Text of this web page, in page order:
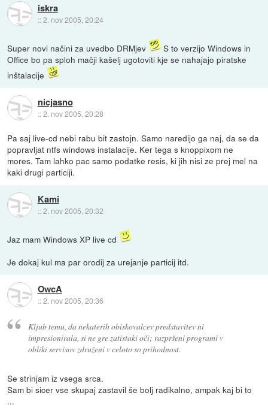
iskra
::2. nov 2005, 20:24
Super novi načini za uvedbo DRMjev
S to verzijo Windows in
Office bo pa sploh mačji kašelj ugotoviti kje se nahajajo piratske
inštalacije
nicjasno
::2. nov 2005, 20:28
Pa saj live-cd nebi rabu bit zastojn. Samo naredijo ga naj, da se da
popravljat ntfs windows instalacije. Ker tega s knoppixom ne
mores. Tam lahko pac samo podatke resis, ki jih nisi ze prej mel na
kaki drugi particiji.
Kami
::2. nov 2005, 20:32
Jaz mam Windows XP live cd
Je dokaj kul ma par orodij za urejanje particij itd.
OwcA
::2. nov 2005, 20:36
Kljub temu, da nekaterih obiskovalcev predstavitev ni
impresionirala, si ne gre zatistaki oči; razpršeni programi v
obliki servisov združeni v celoto so prihodnost.
Se strinjam iz vsega srca.
Sam bi sicer vse skupaj zastavil še bolj radikalno, ampak kaj bi to
...